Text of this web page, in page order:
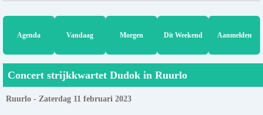
Agenda Vandaag Morgen Dit Weekend Aanmelden
Concert strijkkwartet Dudok in Ruurlo
Ruurlo - Zaterdag 11 februari 2023